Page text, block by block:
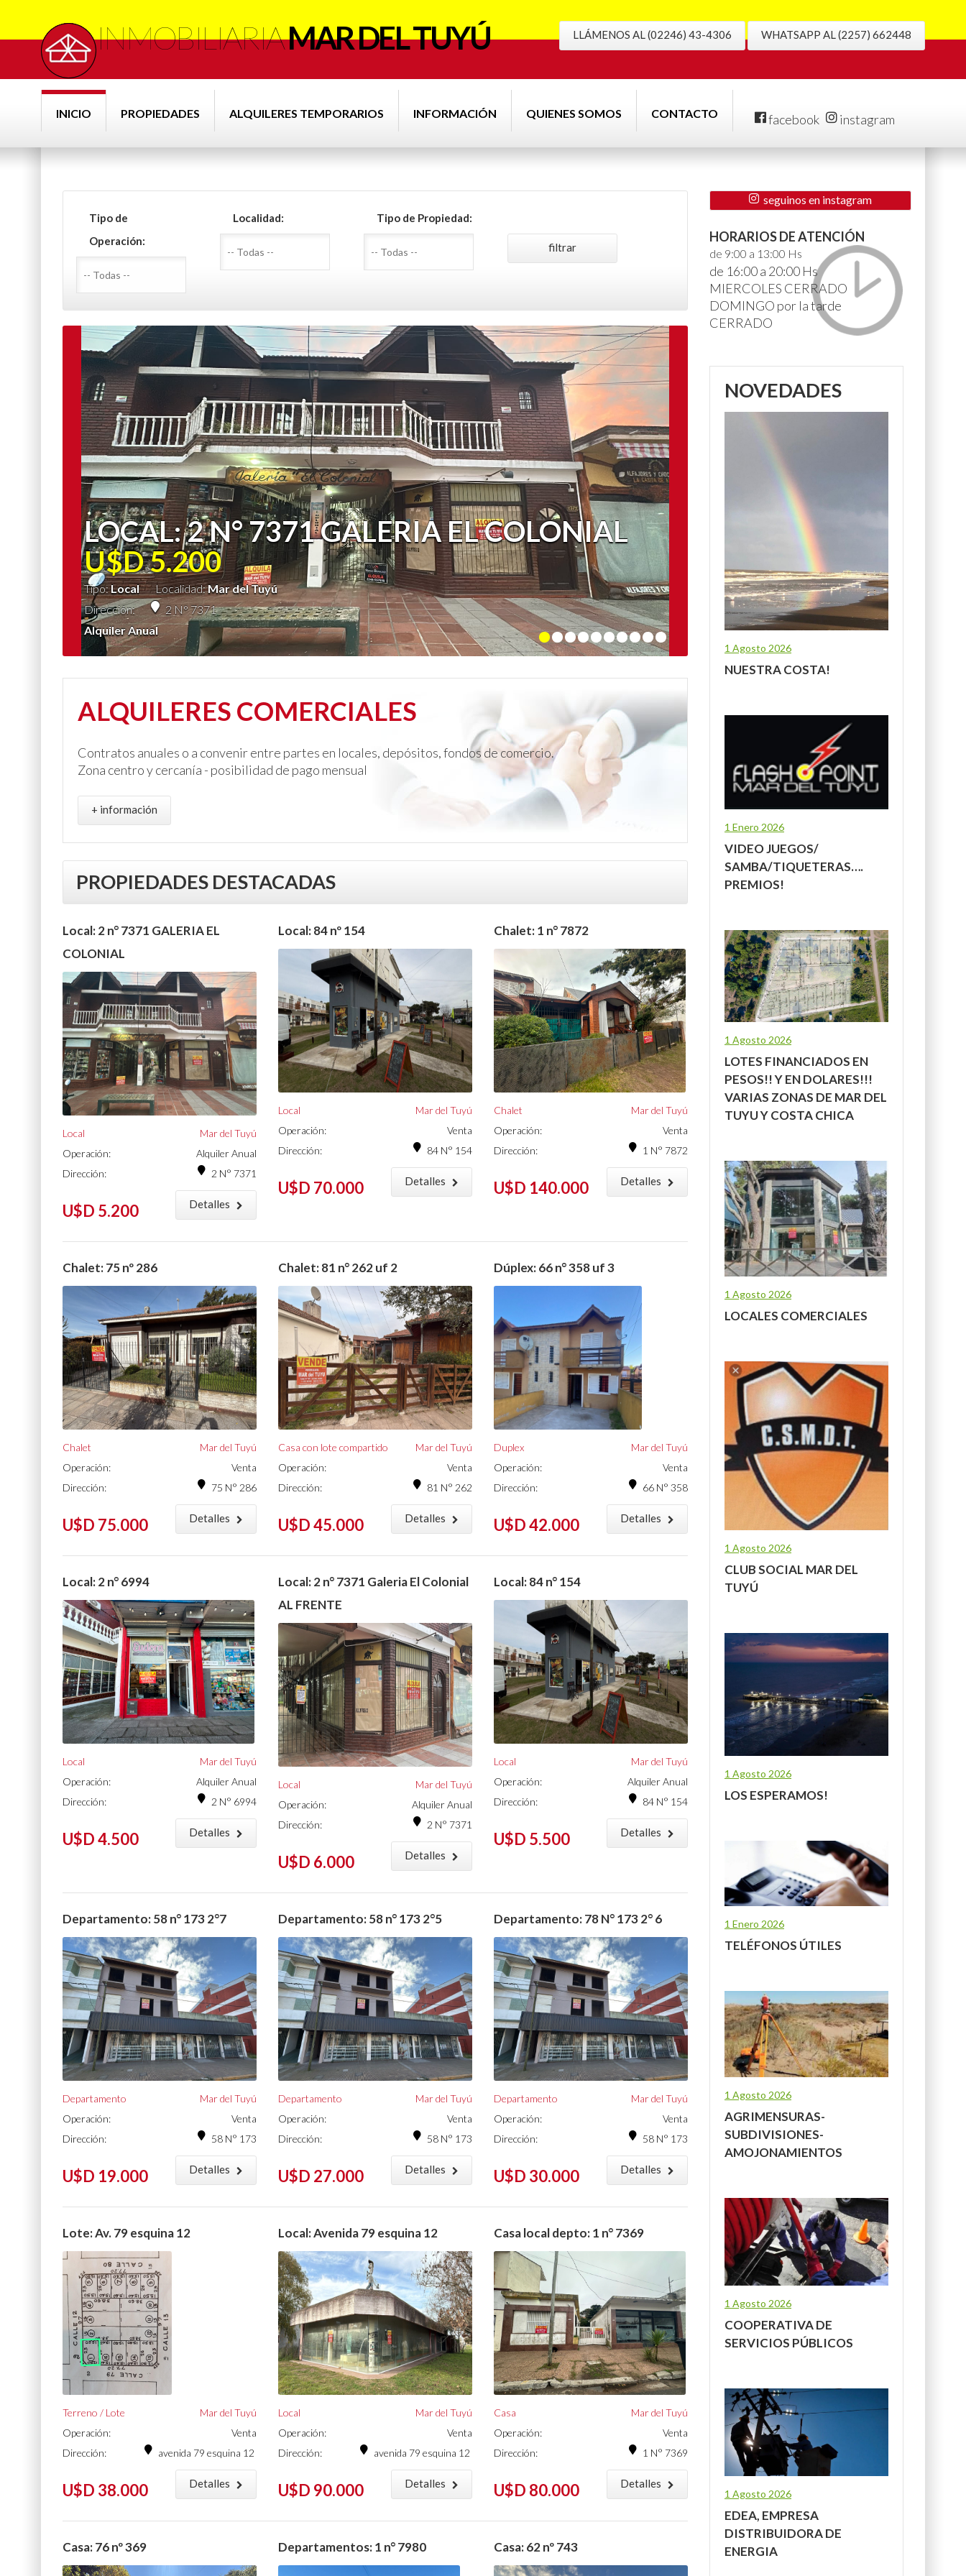
INMOBILIARIAMAR DEL TUYÚ LLÁMENOS AL (02246) 43-4306 WHATSAPP AL (2257) 662448
INICIO PROPIEDADES ALQUILERES TEMPORARIOS INFORMACIÓN QUIENES SOMOS CONTACTO facebook instagram
Tipo de
Operación:
Localidad: Tipo de Propiedad:
LOCAL: 2 N° 7371 GALERIA EL COLONIAL
U$D 5.200
Tipo:Local Localidad:Mar del Tuyú
Dirección:
2 N° 7371
Alquiler Anual
ALQUILERES COMERCIALES
Contratos anuales o a convenir entre partes en locales, depósitos, fondos de comercio.
Zona centro y cercanía - posibilidad de pago mensual
+ información
PROPIEDADES DESTACADAS
Local: 2 n° 7371 GALERIA EL
COLONIAL
Local
Mar del Tuyú
Operación:
Alquiler Anual
Dirección:
2 N° 7371
U$D 5.200 Detalles
Local: 84 nº 154
Local
Mar del Tuyú
Operación:
Venta
Dirección:
84 N° 154
U$D 70.000 Detalles
Chalet: 1 n° 7872
Chalet
Mar del Tuyú
Operación:
Venta
Dirección:
1 N° 7872
U$D 140.000 Detalles
Chalet: 75 nº 286
Chalet
Mar del Tuyú
Operación:
Venta
Dirección:
75 N° 286
U$D 75.000 Detalles
Chalet: 81 n° 262 uf 2
Casa con lote compartido
Mar del Tuyú
Operación:
Venta
Dirección:
81 N° 262
U$D 45.000 Detalles
Dúplex: 66 n° 358 uf 3
Duplex
Mar del Tuyú
Operación:
Venta
Dirección:
66 N° 358
U$D 42.000 Detalles
Local: 2 n° 6994
Local
Mar del Tuyú
Operación:
Alquiler Anual
Dirección:
2 N° 6994
U$D 4.500 Detalles
Local: 2 n° 7371 Galeria El Colonial
AL FRENTE
Local
Mar del Tuyú
Operación:
Alquiler Anual
Dirección:
2 N° 7371
U$D 6.000 Detalles
Local: 84 n° 154
Local
Mar del Tuyú
Operación:
Alquiler Anual
Dirección:
84 N° 154
U$D 5.500 Detalles
Departamento: 58 n° 173 2°7
Departamento
Mar del Tuyú
Operación:
Venta
Dirección:
58 N° 173
U$D 19.000 Detalles
Departamento: 58 n° 173 2°5
Departamento
Mar del Tuyú
Operación:
Venta
Dirección:
58 N° 173
U$D 27.000 Detalles
Departamento: 78 N° 173 2° 6
Departamento
Mar del Tuyú
Operación:
Venta
Dirección:
58 N° 173
U$D 30.000 Detalles
Lote: Av. 79 esquina 12
Terreno / Lote
Mar del Tuyú
Operación:
Venta
Dirección:
avenida 79 esquina 12
U$D 38.000 Detalles
Local: Avenida 79 esquina 12
Local
Mar del Tuyú
Operación:
Venta
Dirección:
avenida 79 esquina 12
U$D 90.000 Detalles
Casa local depto: 1 n° 7369
Casa
Mar del Tuyú
Operación:
Venta
Dirección:
1 N° 7369
U$D 80.000 Detalles
Casa: 76 nº 369 Departamentos: 1 n° 7980 Casa: 62 nº 743
seguinos en instagram
HORARIOS DE ATENCIÓN
de 9:00 a 13:00 Hs
de 16:00 a 20:00 Hs
MIERCOLES CERRADO
DOMINGO por la tarde
CERRADO
NOVEDADES
1 Agosto 2026
NUESTRA COSTA!
1 Enero 2026
VIDEO JUEGOS/
SAMBA/TIQUETERAS….
PREMIOS!
1 Agosto 2026
LOTES FINANCIADOS EN
PESOS!! Y EN DOLARES!!!
VARIAS ZONAS DE MAR DEL
TUYU Y COSTA CHICA
1 Agosto 2026
LOCALES COMERCIALES
1 Agosto 2026
CLUB SOCIAL MAR DEL
TUYÚ
1 Agosto 2026
LOS ESPERAMOS!
1 Enero 2026
TELÉFONOS ÚTILES
1 Agosto 2026
AGRIMENSURAS-
SUBDIVISIONES-
AMOJONAMIENTOS
1 Agosto 2026
COOPERATIVA DE
SERVICIOS PÚBLICOS
1 Agosto 2026
EDEA, EMPRESA
DISTRIBUIDORA DE
ENERGIA